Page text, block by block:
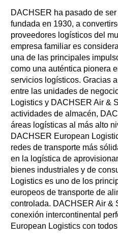
DACHSER ha pasado de
fundada en 1930, a
proveedores logísticos del
empresa familiar es
una de las principales
como una auténtica pionera
servicios logísticos. Gracias
entre las unidades de
Logistics y DACHSER Air &
actividades de almacén,
áreas logísticas al más alto
DACHSER European
redes de transporte más
en la logística de
bienes industriales y de
Logistics es uno de los
europeos de transporte de
controlada. DACHSER Air &
conexión intercontinental
European Logistics con